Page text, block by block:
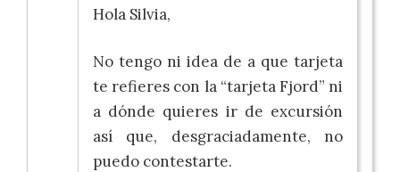
Hola Silvia,
No tengo ni idea de a que tarjeta
te refieres con la “tarjeta Fjord” ni
a dónde quieres ir de excursión
así que, desgraciadamente, no
puedo contestarte.